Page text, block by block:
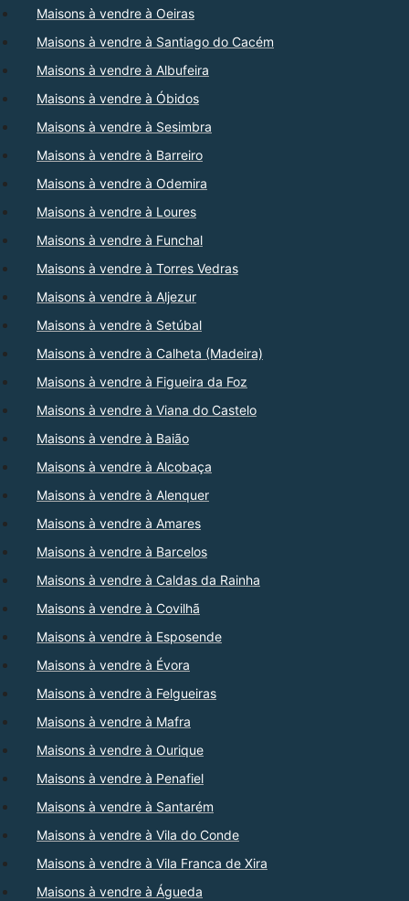
Maisons à vendre à Oeiras
Maisons à vendre à Santiago do Cacém
Maisons à vendre à Albufeira
Maisons à vendre à Óbidos
Maisons à vendre à Sesimbra
Maisons à vendre à Barreiro
Maisons à vendre à Odemira
Maisons à vendre à Loures
Maisons à vendre à Funchal
Maisons à vendre à Torres Vedras
Maisons à vendre à Aljezur
Maisons à vendre à Setúbal
Maisons à vendre à Calheta (Madeira)
Maisons à vendre à Figueira da Foz
Maisons à vendre à Viana do Castelo
Maisons à vendre à Baião
Maisons à vendre à Alcobaça
Maisons à vendre à Alenquer
Maisons à vendre à Amares
Maisons à vendre à Barcelos
Maisons à vendre à Caldas da Rainha
Maisons à vendre à Covilhã
Maisons à vendre à Esposende
Maisons à vendre à Évora
Maisons à vendre à Felgueiras
Maisons à vendre à Mafra
Maisons à vendre à Ourique
Maisons à vendre à Penafiel
Maisons à vendre à Santarém
Maisons à vendre à Vila do Conde
Maisons à vendre à Vila Franca de Xira
Maisons à vendre à Águeda